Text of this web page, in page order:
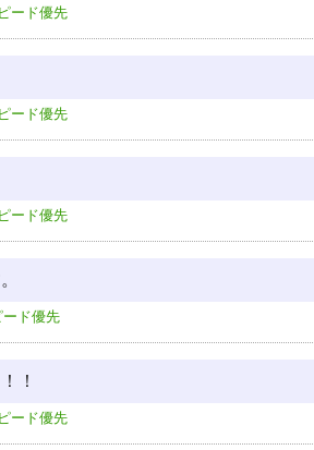
ード優先
ード優先
ード優先
ード優先
！
ード優先